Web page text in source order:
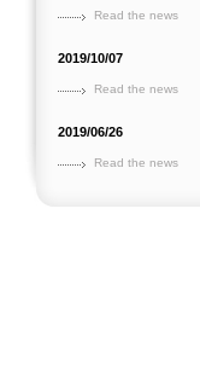
Read the news
2019/10/07
Read the news
2019/06/26
Read the news